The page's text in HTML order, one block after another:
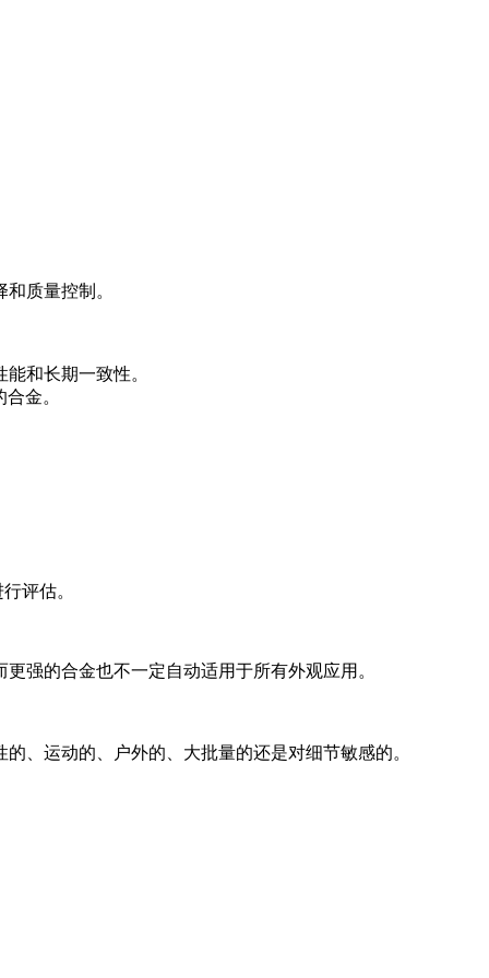
质量控制。
和长期一致性。
金。
评估。
强的合金也不一定自动适用于所有外观应用。
、运动的、户外的、大批量的还是对细节敏感的。